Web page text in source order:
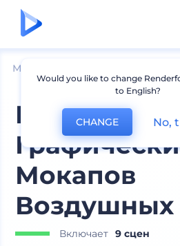
Мокапы
Коллекция
Мокапов
Включает 9 сцен
Would you like to change
to English?
CHANGE No,